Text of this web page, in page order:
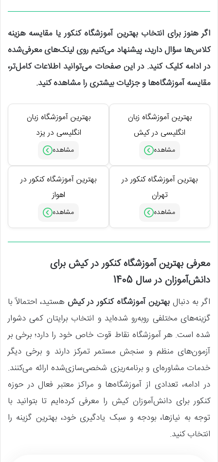
اگر هنوز برای انتخاب بهترین آموزشگاه کنکور یا مقایسه هزینه
کلاس‌ها سؤال دارید، پیشنهاد می‌کنیم روی لینک‌های معرفی‌شده
در ادامه کلیک کنید. در این صفحات می‌توانید اطلاعات کامل‌تر،
مقایسه آموزشگاه‌ها و جزئیات بیشتری را مشاهده کنید.
بهترین آموزشگاه زبان
انگلیسی در کیش
بهترین آموزشگاه زبان
انگلیسی در یزد
بهترین آموزشگاه کنکور در
تهران
بهترین آموزشگاه کنکور در
اهواز
معرفی بهترین آموزشگاه کنکور در کیش برای
دانش‌آموزان در سال 1405
اگر به دنبال بهترین آموزشگاه کنکور در کیش هستید، احتمالاً با
گزینه‌های مختلفی روبه‌رو شده‌اید و انتخاب برایتان کمی دشوار
شده است. هر آموزشگاه نقاط قوت خاص خود را دارد؛ برخی بر
آزمون‌های منظم و سنجش مستمر تمرکز دارند و برخی دیگر
خدمات مشاوره‌ای و برنامه‌ریزی شخصی‌سازی‌شده ارائه می‌کنند.
در ادامه، تعدادی از آموزشگاه‌ها و مراکز معتبر فعال در حوزه
کنکور برای دانش‌آموزان کیش را معرفی کرده‌ایم تا بتوانید با
توجه به نیازها، بودجه و سبک یادگیری خود، بهترین گزینه را
انتخاب کنید.